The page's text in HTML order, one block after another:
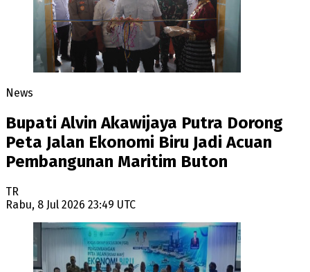
News
Bupati Alvin Akawijaya Putra Dorong
Peta Jalan Ekonomi Biru Jadi Acuan
Pembangunan Maritim Buton
TR
Rabu, 8 Jul 2026 23:49 UTC